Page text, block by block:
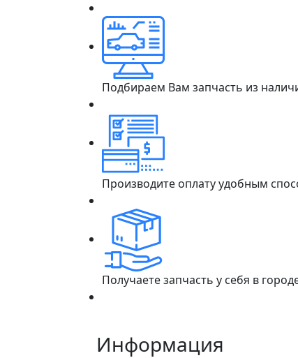
Подбираем Вам запчасть из
Производите оплату удобным
Получаете запчасть у себя в
Информация